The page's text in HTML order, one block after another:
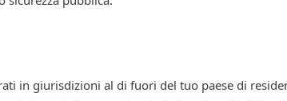
in giurisdizioni al di fuori del tuo paese di